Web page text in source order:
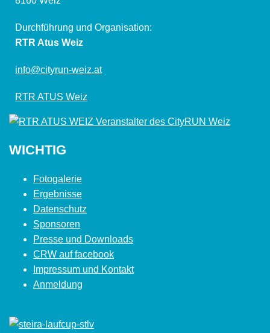
Durchführung und Organisation:
RTR Atus Weiz
info@cityrun-weiz.at
RTR ATUS Weiz
WICHTIG
Fotogalerie
Ergebnisse
Datenschutz
Sponsoren
Presse und Downloads
CRW auf facebook
Impressum und Kontakt
Anmeldung